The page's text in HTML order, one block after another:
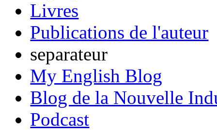
Livres
Publications de l'auteur
separateur
My English Blog
Blog de la Nouvelle
Podcast